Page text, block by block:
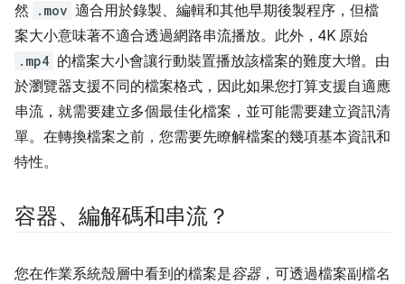
然
.mov 適合用於錄製、編輯和其他早期後製程序，但檔
案大小意味著不適合透過網路串流播放。此外，4K 原始
.mp4 的檔案大小會讓行動裝置播放該檔案的難度大增。由
於瀏覽器支援不同的檔案格式，因此如果您打算支援自適應
串流，就需要建立多個最佳化檔案，並可能需要建立資訊清
單。在轉換檔案之前，您需要先瞭解檔案的幾項基本資訊和
特性。
容器、編解碼和串流？
您在作業系統殼層中看到的檔案是容器，可透過檔案副檔名